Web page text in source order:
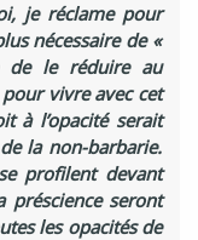
je réclame pour
nécessaire de «
de le réduire au
vivre avec cet
à l’opacité serait
la non-barbarie.
profilent devant
seront
les opacités de